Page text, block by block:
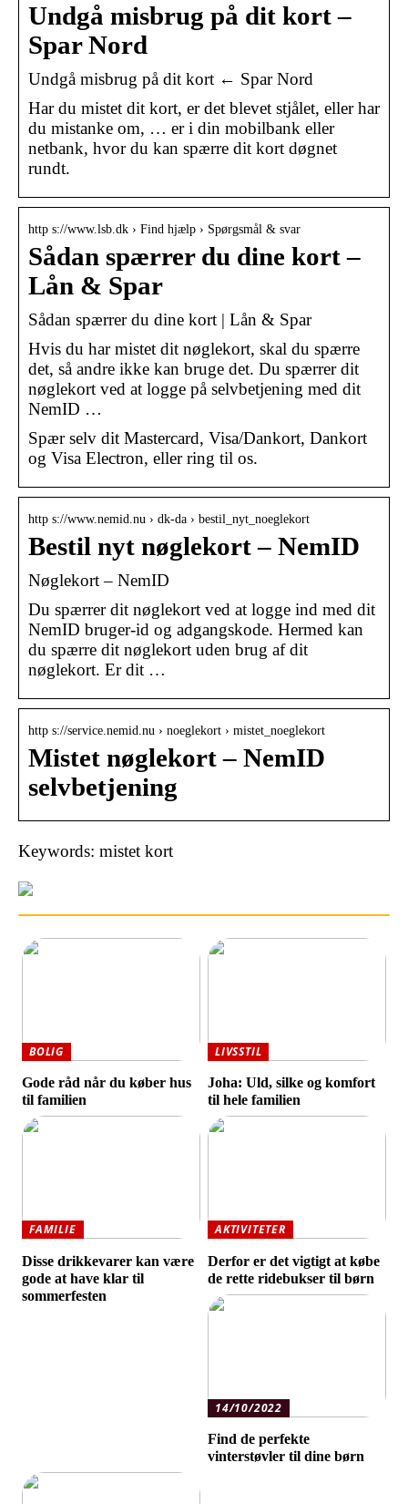
Undgå misbrug på dit kort –
Spar Nord
Undgå misbrug på dit kort ← Spar Nord
Har du mistet dit kort, er det blevet stjålet, eller har
du mistanke om, … er i din mobilbank eller
netbank, hvor du kan spærre dit kort døgnet
rundt.
http s://www.lsb.dk › Find hjælp › Spørgsmål & svar
Sådan spærrer du dine kort –
Lån & Spar
Sådan spærrer du dine kort | Lån & Spar
Hvis du har mistet dit nøglekort, skal du spærre
det, så andre ikke kan bruge det. Du spærrer dit
nøglekort ved at logge på selvbetjening med dit
NemID …
Spær selv dit Mastercard, Visa/Dankort, Dankort
og Visa Electron, eller ring til os.
http s://www.nemid.nu › dk-da › bestil_nyt_noeglekort
Bestil nyt nøglekort – NemID
Nøglekort – NemID
Du spærrer dit nøglekort ved at logge ind med dit
NemID bruger-id og adgangskode. Hermed kan
du spærre dit nøglekort uden brug af dit
nøglekort. Er dit …
http s://service.nemid.nu › noeglekort › mistet_noeglekort
Mistet nøglekort – NemID
selvbetjening
Keywords: mistet kort
BOLIG
Gode råd når du køber hus
til familien
LIVSSTIL
Joha: Uld, silke og komfort
til hele familien
FAMILIE
Disse drikkevarer kan være
gode at have klar til
sommerfesten
AKTIVITETER
Derfor er det vigtigt at købe
de rette ridebukser til børn
14/10/2022
Find de perfekte
vinterstøvler til dine børn